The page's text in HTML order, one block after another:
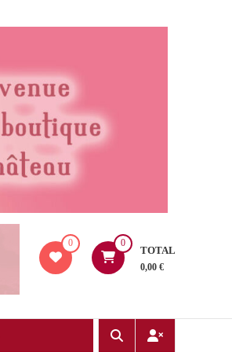
0 0
TOTAL
0,00 €